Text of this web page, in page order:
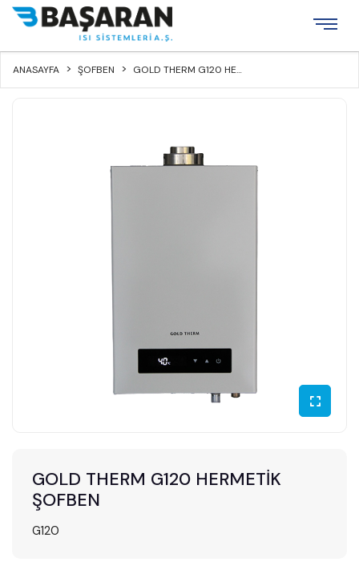
×
TEKLIF
AL
ANASAYFA ŞOFBEN GOLD THERM G120 HERMETİK ŞOFBEN
GOLD THERM G120 HERMETİK
ŞOFBEN
G120